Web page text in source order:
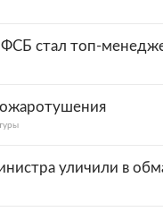
стал топ-
уличили в